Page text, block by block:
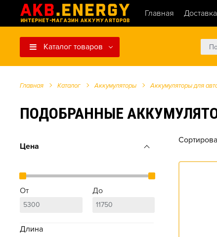
Главная
Каталог товаров
Главная Каталог Аккумуляторы Аккумуляторы для
ПОДОБРАННЫЕ
Цена
От До
Длина